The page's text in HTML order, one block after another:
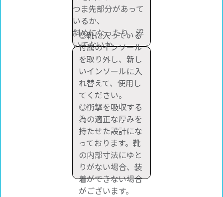
つま先部分があって
いるか、
斜めになったり、浮
いてないか
確認してください。
◎靴に入っている
付属のインソール
を取り外し、新し
いインソールに入
れ替えて、使用し
てください。
◎衝撃を吸収する
為の適正な厚みを
持たせた設計にな
っております。靴
の内部寸法にゆと
りがない場合、装
着ができない場合
がございます。